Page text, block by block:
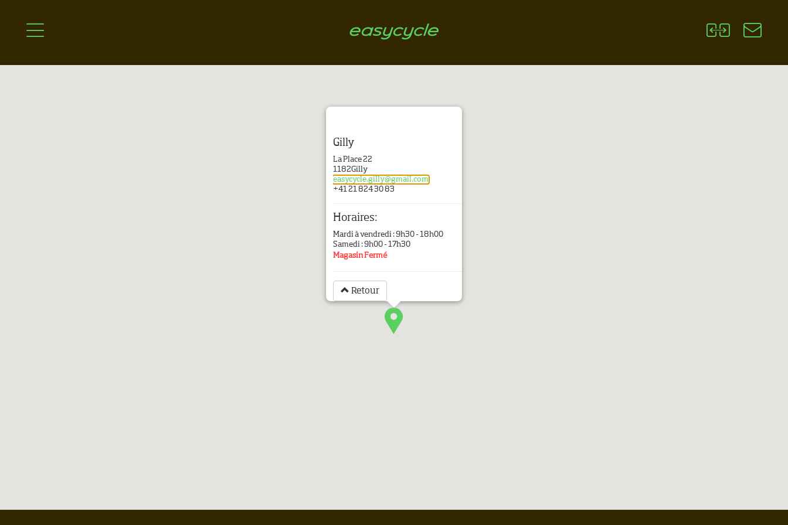
Gilly
La Place 22
1182Gilly
easycycle.gilly@gmail.com
+41 21 824 30 83
Horaires:
Mardi à vendredi : 9h30 - 18h00
Samedi : 9h00 - 17h30
Magasin Fermé
Retour